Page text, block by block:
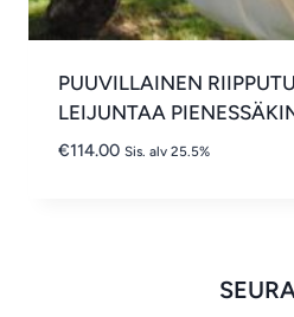
PUUVILLAINEN
LEIJUNTAA
€114.00 Sis. alv 25.5%